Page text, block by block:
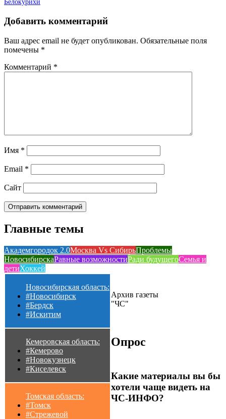
Белокурихи
Добавить комментарий
Ваш адрес email не будет опубликован. Обязательные поля
помечены *
Комментарий *
Имя *
Email *
Сайт
Главные темы
Академгородок 2.0Москва Vs СибирьПроблемы
НовосибирскаРавные возможностиРади будущегоСемья и
детиХоккей
Новосибирская область:
#Новосибирск
#Бердск
#Искитим
Кемеровская область:
#Кемерово
#Новокузнецк
#Киселевск
Томская область:
#Томск
#Стрежевой
Архив газеты
"ЧС"
Опрос
Какие материалы вы бы
хотели чаще видеть на
ЧС-ИНФО?